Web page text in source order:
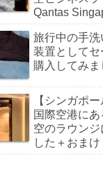
Qantas
旅行中の手
装置として
購入してみま
【シンガポ
国際空港に
空のラウンジ
した＋おまけ